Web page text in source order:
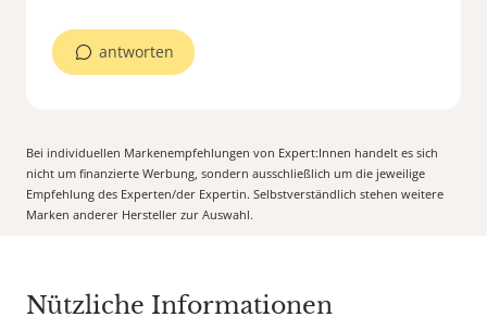
antworten
Bei individuellen Markenempfehlungen von Expert:Innen handelt es sich
nicht um finanzierte Werbung, sondern ausschließlich um die jeweilige
Empfehlung des Experten/der Expertin. Selbstverständlich stehen weitere
Marken anderer Hersteller zur Auswahl.
Nützliche Informationen